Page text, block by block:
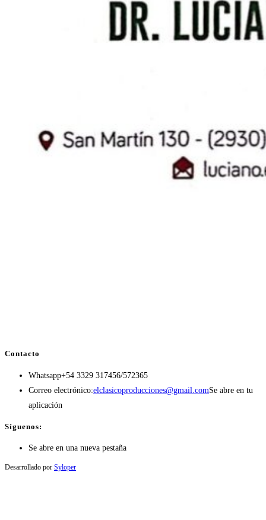
Contacto
Whatsapp+54 3329 317456/572365
Correo electrónico:elclasicoproducciones@gmail.comSe abre en tu
aplicación
Síguenos:
Se abre en una nueva pestaña
Desarrollado por Syloper